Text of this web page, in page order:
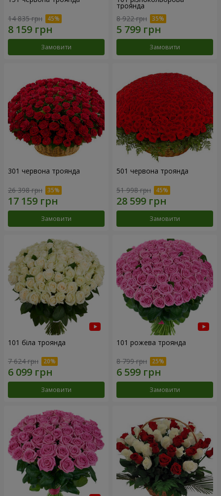
14 835 грн
Замовити
троянда
8 922 грн
Замовити
301 червона троянда
26 398 грн
Замовити
501 червона троянда
51 998 грн
Замовити
101 біла троянда
7 624 грн
Замовити
101 рожева троянда
8 799 грн
Замовити